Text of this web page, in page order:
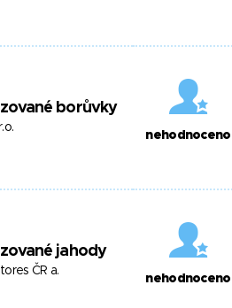
borůvky
nehodnoceno
jahody
ČR a.
nehodnoceno